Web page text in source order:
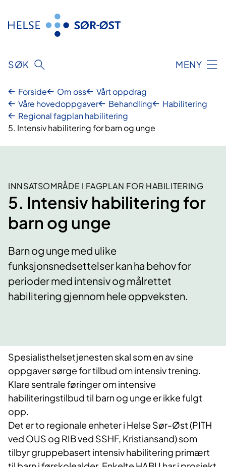
innhold
SØK MENY
Forside Om oss
Vårt oppdrag
Våre hovedoppgaver
Behandling
Habilitering
Regional fagplan habilitering
5. Intensiv habilitering for barn og unge
INNSATSOMRÅDE I FAGPLAN FOR HABILITERING
5. Intensiv habilitering for
barn og unge
Barn og unge med ulike
funksjonsnedsettelser kan ha behov for
perioder med intensiv og målrettet
habilitering gjennom hele oppveksten.
Spesialisthelsetjenesten skal som en av sine
oppgaver sørge for tilbud om intensiv trening.
Klare sentrale føringer om intensive
habiliteringstilbud til barn og unge er ikke fulgt
opp.
Det er to regionale enheter i Helse Sør-Øst (PITH
ved OUS og RIB ved SSHF, Kristiansand) som
tilbyr gruppebasert intensiv habilitering primært